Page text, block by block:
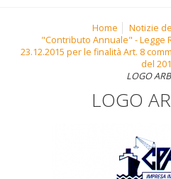
Home
Notizie
"Contributo Annuale" - Legge
23.12.2015 per le finalità Art. 8
del
LOGO
LOGO